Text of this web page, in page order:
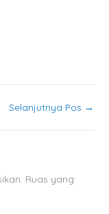
Selanjutnya Pos →
Ruas yang